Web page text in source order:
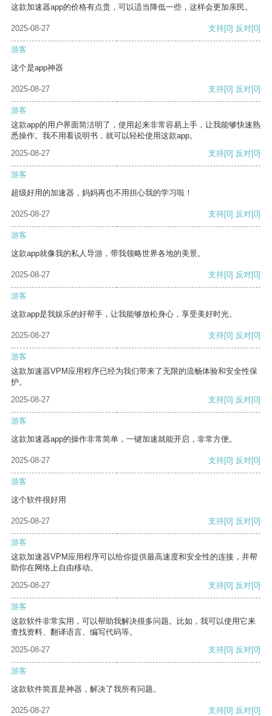
这款加速器app的价格有点贵，可以适当降低一些，这样会更加亲民。
2025-08-27 支持[0] 反对[0]
游客
这个是app神器
2025-08-27 支持[0] 反对[0]
游客
这款app的用户界面简洁明了，使用起来非常容易上手，让我能够快速熟
悉操作。我不用看说明书，就可以轻松使用这款app。
2025-08-27
支持[0] 反对[0]
游客
超级好用的加速器，妈妈再也不用担心我的学习啦！
2025-08-27 支持[0] 反对[0]
游客
这款app就像我的私人导游，带我领略世界各地的美景。
2025-08-27 支持[0] 反对[0]
游客
这款app是我娱乐的好帮手，让我能够放松身心，享受美好时光。
2025-08-27 支持[0] 反对[0]
游客
这款加速器VPM应用程序已经为我们带来了无限的流畅体验和安全性保
护。
2025-08-27
支持[0] 反对[0]
游客
这款加速器app的操作非常简单，一键加速就能开启，非常方便。
2025-08-27 支持[0] 反对[0]
游客
这个软件很好用
2025-08-27 支持[0] 反对[0]
游客
这款加速器VPM应用程序可以给你提供最高速度和安全性的连接，并帮
助你在网络上自由移动。
2025-08-27
支持[0] 反对[0]
游客
这款软件非常实用，可以帮助我解决很多问题。比如，我可以使用它来
查找资料、翻译语言、编写代码等。
2025-08-27
支持[0] 反对[0]
游客
这款软件简直是神器，解决了我所有问题。
2025-08-27 支持[0] 反对[0]